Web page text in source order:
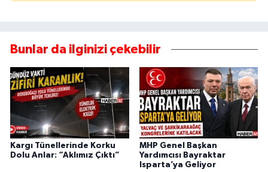
Bunlar da ilginizi çekebilir
Kargı Tünellerinde Korku
Dolu Anlar: “Aklımız Çıktı”
MHP Genel Başkan
Yardımcısı Bayraktar
Isparta’ya Geliyor